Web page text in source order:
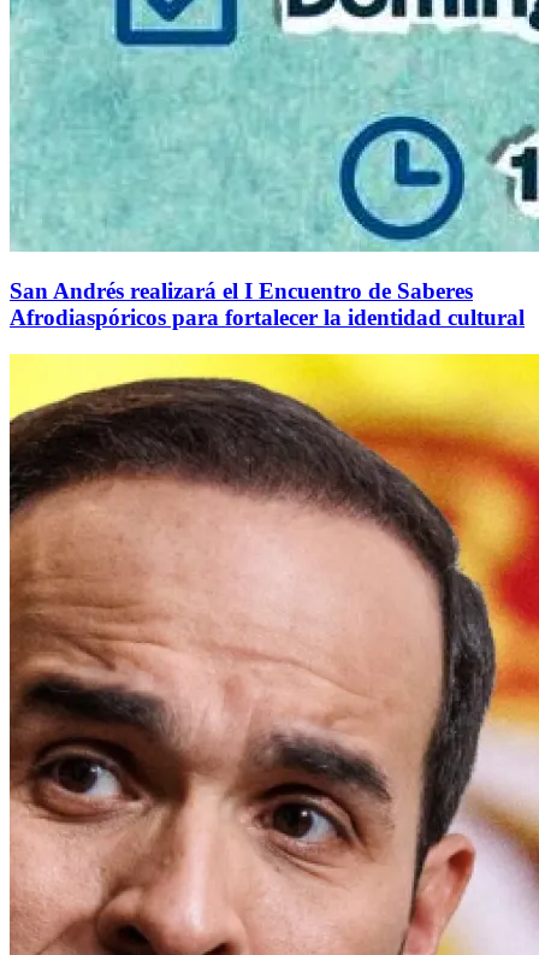
San Andrés realizará el I Encuentro de Saberes
Afrodiaspóricos para fortalecer la identidad cultural